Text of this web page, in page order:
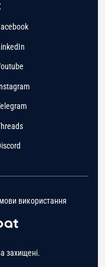
захищені.
використання